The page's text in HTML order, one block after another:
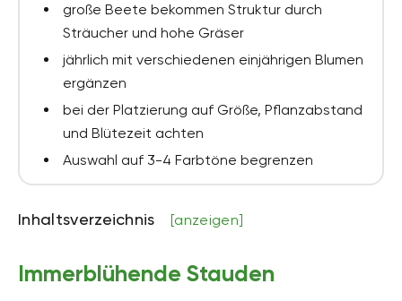
große Beete bekommen Struktur durch
Sträucher und hohe Gräser
jährlich mit verschiedenen einjährigen Blumen
ergänzen
bei der Platzierung auf Größe, Pflanzabstand
und Blütezeit achten
Auswahl auf 3-4 Farbtöne begrenzen
Inhaltsverzeichnis [anzeigen]
Immerblühende Stauden